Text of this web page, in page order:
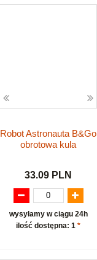
Robot Astronauta B&Go
obrotowa kula
33.09 PLN
wysyłamy w ciągu 24h
ilość dostępna: 1 *